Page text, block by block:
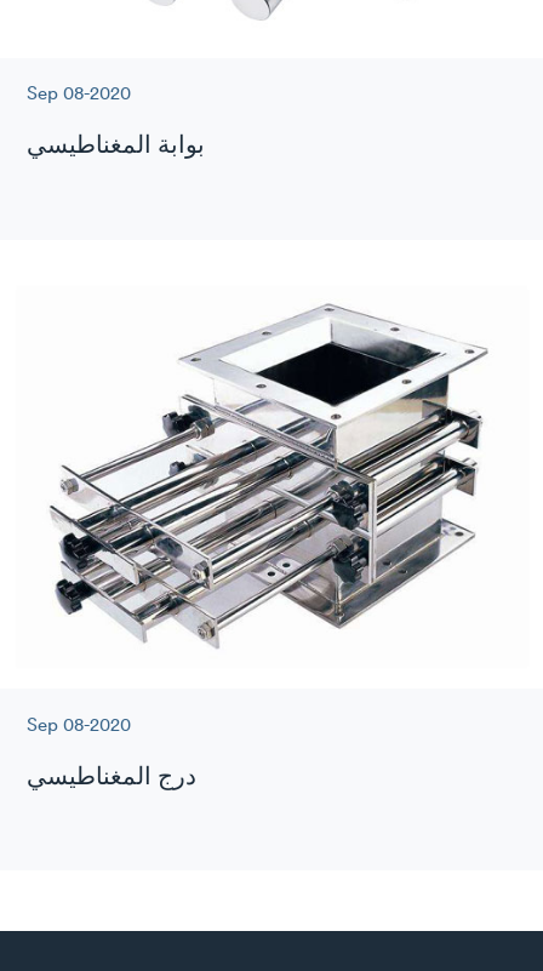
Sep 08-2020
بوابة المغناطيسي
Sep 08-2020
درج المغناطيسي